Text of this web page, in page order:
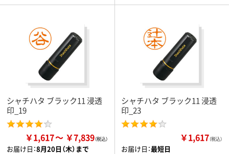
シャチハタ ブラック11 浸透
印_19
￥1,617 ￥7,839
お届け日：8月20日（木）まで
シャチハタ ブラック11 浸透
印_23
￥1,617（税込）
お届け日：最短日